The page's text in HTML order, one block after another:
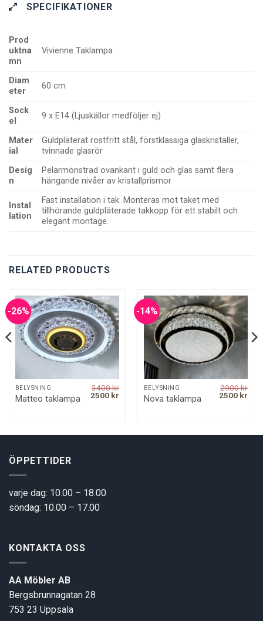
SPECIFIKATIONER
Prod
uktna
mn
Vivienne Taklampa
Diam
eter
60 cm
Sock
el
9 x E14 (Ljuskällor medföljer ej)
Mater
ial
Guldpläterat rostfritt stål, förstklassiga glaskristaller,
tvinnade glasrör
Desig
n
Pelarmönstrad ovankant i guld och glas samt flera
hängande nivåer av kristallprismor
Instal
lation
Fast installation i tak. Monteras mot taket med
tillhörande guldpläterade takkopp för ett stabilt och
elegant montage.
RELATED PRODUCTS
-26%
BELYSNING
Matteo taklampa
3400kr
Original
2500 kr Current
-14%
BELYSNING
Nova taklampa
2900kr
Original
2500 kr
ÖPPETTIDER
varje dag: 10.00 – 18.00
söndag: 10.00 – 17.00
KONTAKTA OSS
AA Möbler AB
Bergsbrunnagatan 28
753 23 Uppsala